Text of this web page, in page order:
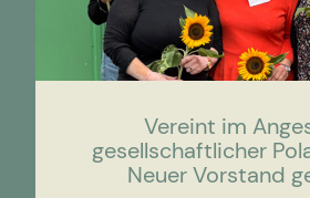
Vereint im
gesellschaftlicher
Neuer Vorstand